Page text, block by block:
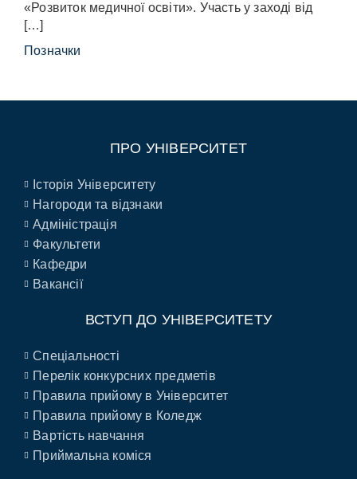
«Розвиток медичної освіти». Участь у заході від
[…]
Позначки
ПРО УНІВЕРСИТЕТ
Історія Університету
Нагороди та відзнаки
Адміністрація
Факультети
Кафедри
Вакансії
ВСТУП ДО УНІВЕРСИТЕТУ
Спеціальності
Перелік конкурсних предметів
Правила прийому в Університет
Правила прийому в Коледж
Вартість навчання
Приймальна коміся